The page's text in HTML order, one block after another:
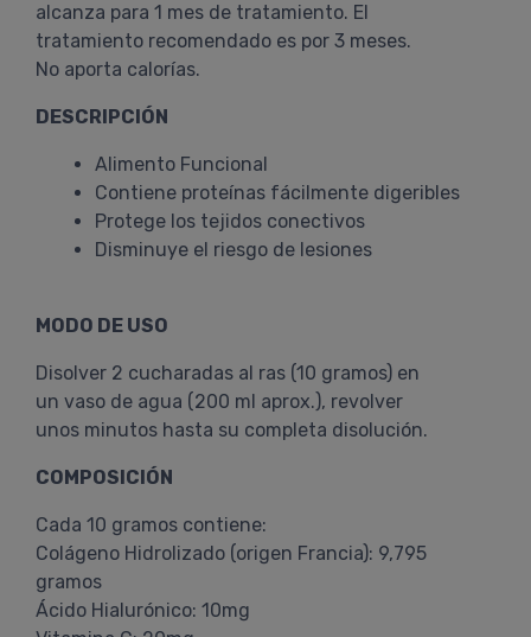
alcanza para 1 mes de tratamiento. El
tratamiento recomendado es por 3 meses.
No aporta calorías.
DESCRIPCIÓN
Alimento Funcional
Contiene proteínas fácilmente digeribles
Protege los tejidos conectivos
Disminuye el riesgo de lesiones
MODO DE USO
Disolver 2 cucharadas al ras (10 gramos) en
un vaso de agua (200 ml aprox.), revolver
unos minutos hasta su completa disolución.
COMPOSICIÓN
Cada 10 gramos contiene:
Colágeno Hidrolizado (origen Francia): 9,795
gramos
Ácido Hialurónico: 10mg